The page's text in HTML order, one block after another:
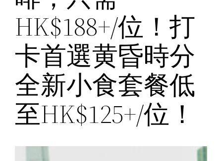
HK$188+/位！打
卡首選黄昏時分
全新小食套餐低
至HK$125+/位！